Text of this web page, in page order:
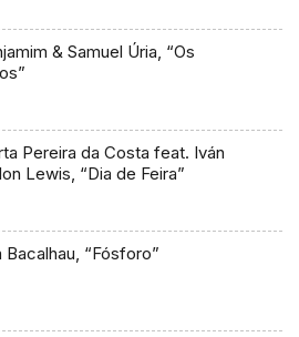
& Samuel Úria, “Os
Pereira da Costa feat. Iván
Lewis, “Dia de Feira”
Bacalhau, “Fósforo”